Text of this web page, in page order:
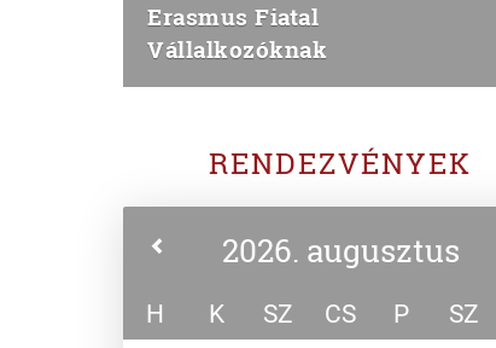
Erasmus Fiatal
Vállalkozóknak
RENDEZVÉNYEK
2026. augusztus
H K SZ CS P SZ